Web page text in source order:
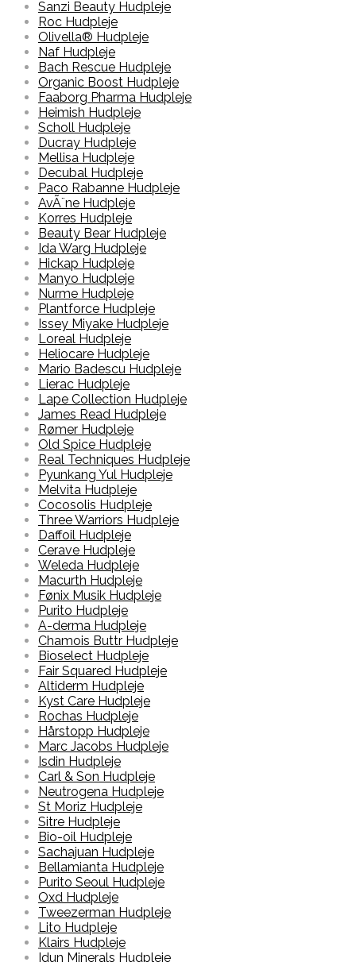
Sanzi Beauty Hudpleje
Roc Hudpleje
Olivella® Hudpleje
Naf Hudpleje
Bach Rescue Hudpleje
Organic Boost Hudpleje
Faaborg Pharma Hudpleje
Heimish Hudpleje
Scholl Hudpleje
Ducray Hudpleje
Mellisa Hudpleje
Decubal Hudpleje
Paco Rabanne Hudpleje
AvÃ¨ne Hudpleje
Korres Hudpleje
Beauty Bear Hudpleje
Ida Warg Hudpleje
Hickap Hudpleje
Manyo Hudpleje
Nurme Hudpleje
Plantforce Hudpleje
Issey Miyake Hudpleje
Loreal Hudpleje
Heliocare Hudpleje
Mario Badescu Hudpleje
Lierac Hudpleje
Lape Collection Hudpleje
James Read Hudpleje
Rømer Hudpleje
Old Spice Hudpleje
Real Techniques Hudpleje
Pyunkang Yul Hudpleje
Melvita Hudpleje
Cocosolis Hudpleje
Three Warriors Hudpleje
Daffoil Hudpleje
Cerave Hudpleje
Weleda Hudpleje
Macurth Hudpleje
Fønix Musik Hudpleje
Purito Hudpleje
A-derma Hudpleje
Chamois Buttr Hudpleje
Bioselect Hudpleje
Fair Squared Hudpleje
Altiderm Hudpleje
Kyst Care Hudpleje
Rochas Hudpleje
Hårstopp Hudpleje
Marc Jacobs Hudpleje
Isdin Hudpleje
Carl & Son Hudpleje
Neutrogena Hudpleje
St Moriz Hudpleje
Sitre Hudpleje
Bio-oil Hudpleje
Sachajuan Hudpleje
Bellamianta Hudpleje
Purito Seoul Hudpleje
Oxd Hudpleje
Tweezerman Hudpleje
Lito Hudpleje
Klairs Hudpleje
Idun Minerals Hudpleje